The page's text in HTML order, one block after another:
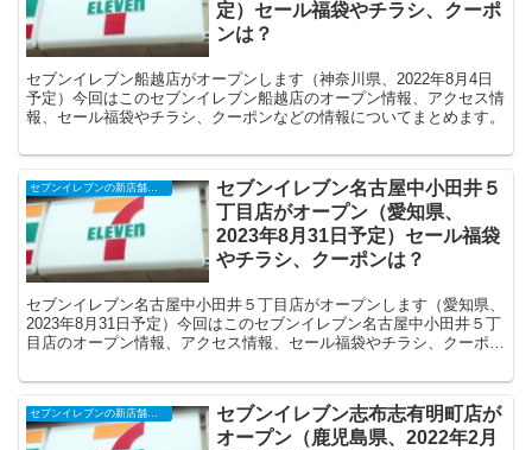
定）セール福袋やチラシ、クーポ
ンは？
セブンイレブン船越店がオープンします（神奈川県、2022年8月4日
予定）今回はこのセブンイレブン船越店のオープン情報、アクセス情
報、セール福袋やチラシ、クーポンなどの情報についてまとめます。
セブンイレブン名古屋中小田井５
丁目店がオープン（愛知県、
2023年8月31日予定）セール福袋
やチラシ、クーポンは？
セブンイレブン名古屋中小田井５丁目店がオープンします（愛知県、
2023年8月31日予定）今回はこのセブンイレブン名古屋中小田井５丁
目店のオープン情報、アクセス情報、セール福袋やチラシ、クーポン
セブンイレブンの新店舗開店予定・オープンセール（福袋）、クーポンなど
セブンイレブン志布志有明町店が
オープン（鹿児島県、2022年2月